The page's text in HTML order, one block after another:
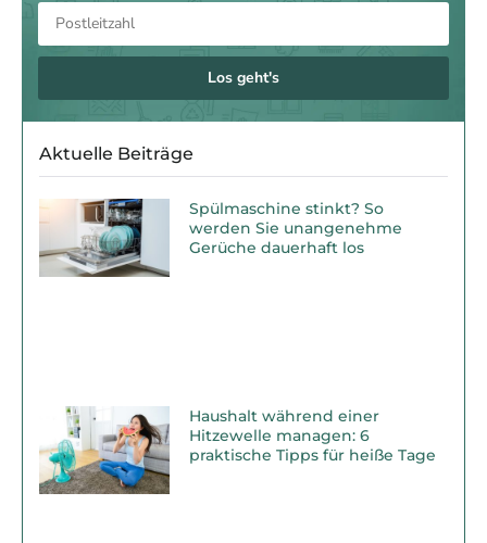
Los geht's
Aktuelle Beiträge
Spülmaschine stinkt? So
werden Sie unangenehme
Gerüche dauerhaft los
Haushalt während einer
Hitzewelle managen: 6
praktische Tipps für heiße Tage